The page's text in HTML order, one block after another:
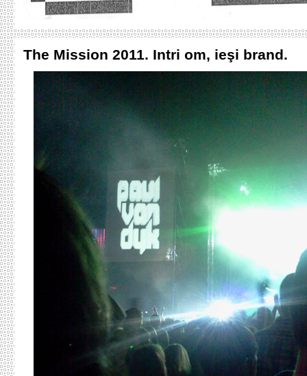
The Mission 2011. Intri om, ieşi brand.